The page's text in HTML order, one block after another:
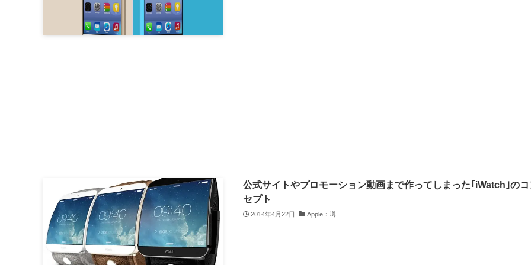
公式サイトやプロモーション動画まで作ってしまった｢iWatch｣のコ
セプト
2014年4月22日 Apple：噂